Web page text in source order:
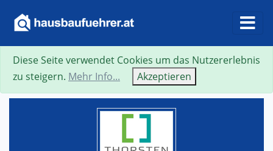
Suche Neue Suche Zurück
Diese Seite verwendet Cookies um das Nutzererlebnis
zu steigern. Mehr Info... Akzeptieren